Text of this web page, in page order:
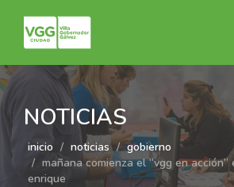
NOTICIAS
inicio noticias
gobierno
mañana comienza el “vgg en
enrique